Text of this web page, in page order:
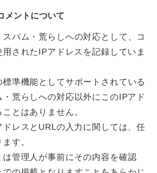
メントについて
パム・荒らしへの対応として、コ
用されたIPアドレスを記録していま
標準機能としてサポートされている
荒らしへの対応以外にこのIPアド
とはありません。
ドレスとURLの入力に関しては、任
す。
管理人が事前にその内容を確認